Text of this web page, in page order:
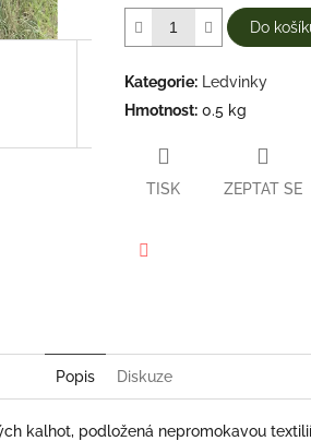
Do
Kategorie: Ledvinky
Hmotnost: 0.5 kg
TISK ZEPTAT SE
Popis Diskuze
kalhot, podložená nepromokavou